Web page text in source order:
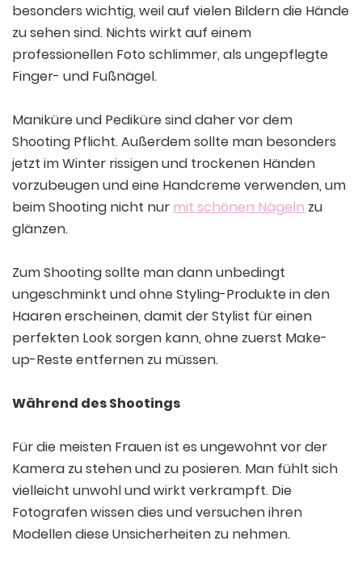
besonders wichtig, weil auf vielen Bildern die Hände
zu sehen sind. Nichts wirkt auf einem
professionellen Foto schlimmer, als ungepflegte
Finger- und Fußnägel.
Maniküre und Pediküre sind daher vor dem
Shooting Pflicht. Außerdem sollte man besonders
jetzt im Winter rissigen und trockenen Händen
vorzubeugen und eine Handcreme verwenden, um
beim Shooting nicht nur mit schönen Nägeln zu
glänzen.
Zum Shooting sollte man dann unbedingt
ungeschminkt und ohne Styling-Produkte in den
Haaren erscheinen, damit der Stylist für einen
perfekten Look sorgen kann, ohne zuerst Make-
up-Reste entfernen zu müssen.
Während des Shootings
Für die meisten Frauen ist es ungewohnt vor der
Kamera zu stehen und zu posieren. Man fühlt sich
vielleicht unwohl und wirkt verkrampft. Die
Fotografen wissen dies und versuchen ihren
Modellen diese Unsicherheiten zu nehmen.